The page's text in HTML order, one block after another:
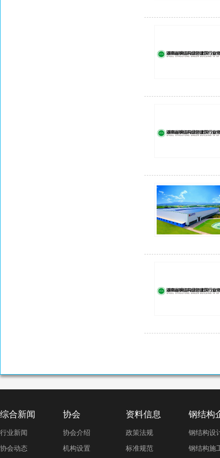
综合新闻
行业新闻
协会动态
协会
协会介绍
机构设置
资料信息
政策法规
标准规范
钢结构
钢结构设
钢结构施